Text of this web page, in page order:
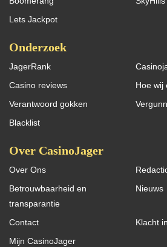
Lets Jackpot
Onderzoek
JagerRank
Casino reviews
Hoe wij
Verantwoord gokken
Blacklist
Over CasinoJager
Over Ons
Betrouwbaarheid en
transparantie
Nieuws
Contact
Klacht
Mijn CasinoJager